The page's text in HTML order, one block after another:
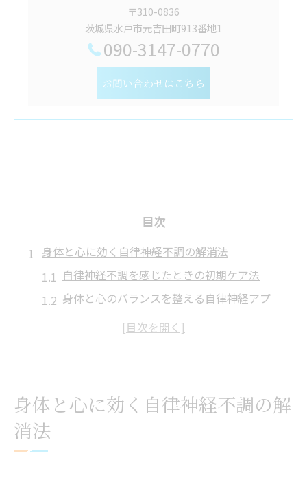
〒310-0836
茨城県水戸市元吉田町913番地1
090-3147-0770
お問い合わせはこちら
目次
身体と心に効く自律神経不調の解消法
自律神経不調を感じたときの初期ケア法
身体と心のバランスを整える自律神経アプ
ント
毎日できる自律神経ケア実践ポイント
身体と心に効く自律神経不調の解
消法